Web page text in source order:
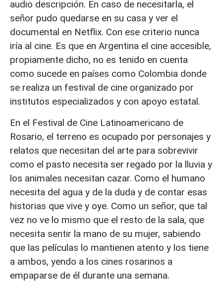
audio descripción. En caso de necesitarla, el
señor pudo quedarse en su casa y ver el
documental en Netflix. Con ese criterio nunca
iría al cine. Es que en Argentina el cine accesible,
propiamente dicho, no es tenido en cuenta
como sucede en países como Colombia donde
se realiza un festival de cine organizado por
institutos especializados y con apoyo estatal.
En el Festival de Cine Latinoamericano de
Rosario, el terreno es ocupado por personajes y
relatos que necesitan del arte para sobrevivir
como el pasto necesita ser regado por la lluvia y
los animales necesitan cazar. Como el humano
necesita del agua y de la duda y de contar esas
historias que vive y oye. Como un señor, que tal
vez no ve lo mismo que el resto de la sala, que
necesita sentir la mano de su mujer, sabiendo
que las películas lo mantienen atento y los tiene
a ambos, yendo a los cines rosarinos a
empaparse de él durante una semana.